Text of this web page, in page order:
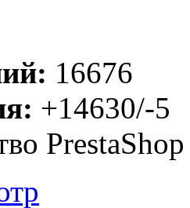
16676
+14630/-5
PrestaShop